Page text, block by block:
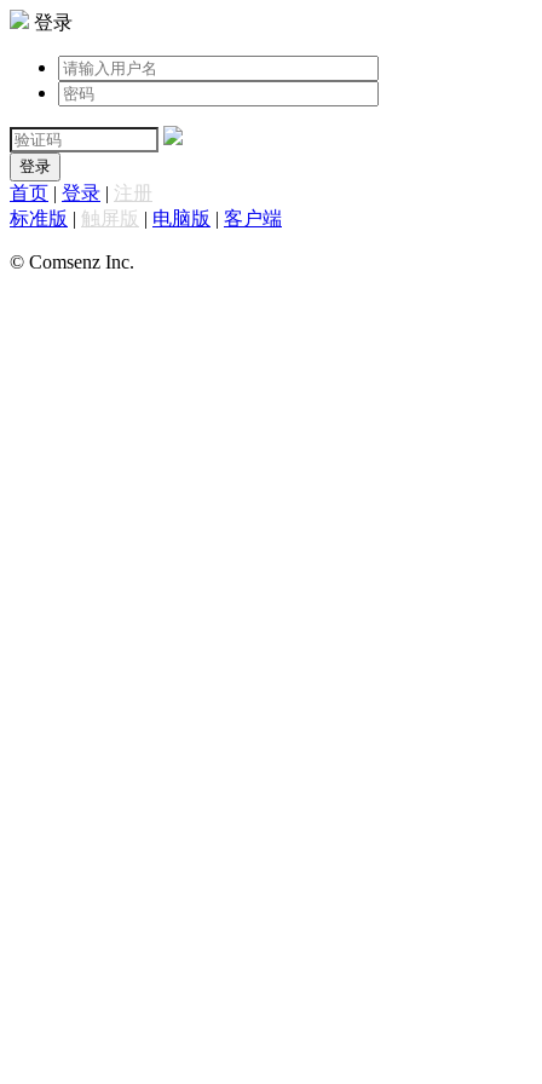
登录
登录
首页 | 登录 | 注册
标准版 | 触屏版 | 电脑版 | 客户端
© Comsenz Inc.